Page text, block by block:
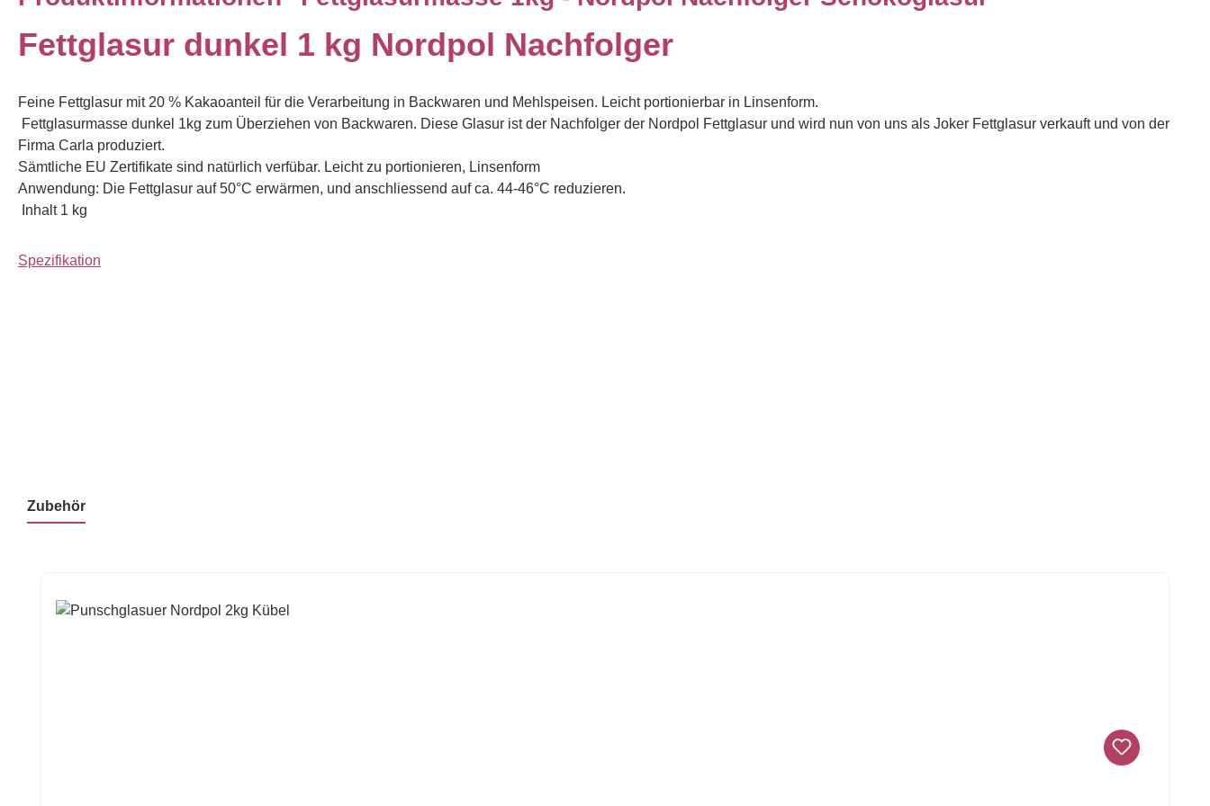
Fettglasur dunkel 1 kg Nordpol Nachfolger
Feine Fettglasur mit 20 % Kakaoanteil für die Verarbeitung in Backwaren und Mehlspeisen. Leicht portionierbar in Linsenform.
Fettglasurmasse dunkel 1kg zum Überziehen von Backwaren. Diese Glasur ist der Nachfolger der Nordpol Fettglasur und wird nun von uns als Joker Fettglasur verkauft und von der
Firma Carla produziert.
Sämtliche EU Zertifikate sind natürlich verfübar. Leicht zu portionieren, Linsenform
Anwendung: Die Fettglasur auf 50°C erwärmen, und anschliessend auf ca. 44-46°C reduzieren.
Inhalt 1 kg
Spezifikation
Zubehör